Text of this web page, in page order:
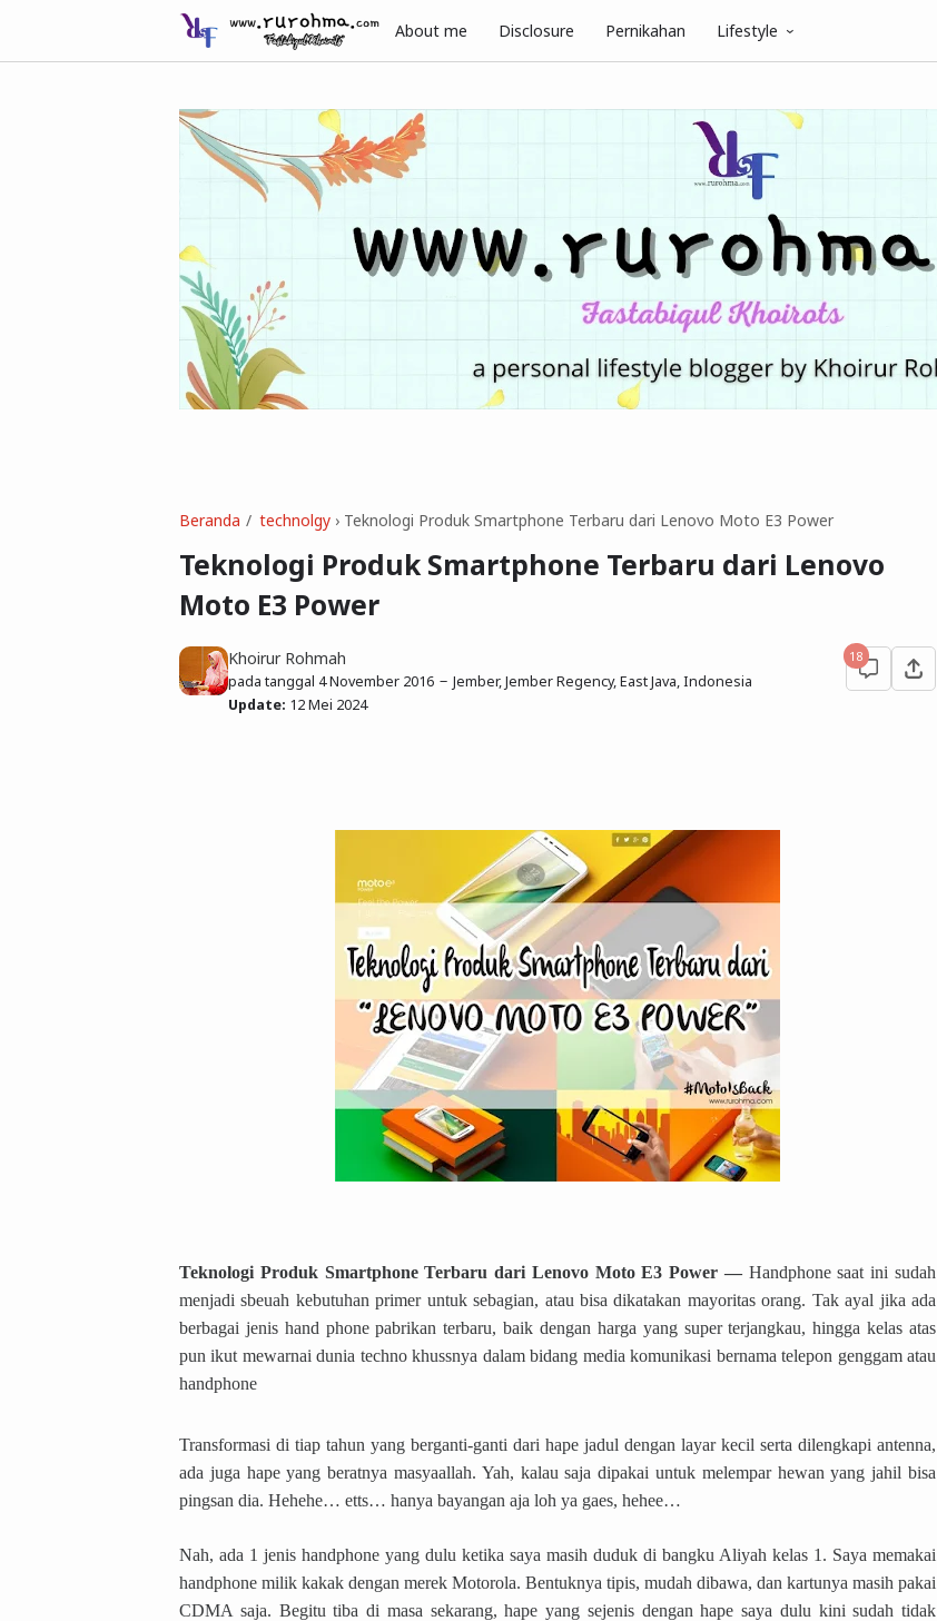
About me Disclosure Pernikahan Lifestyle
Beranda technolgy› Teknologi Produk Smartphone Terbaru dari Lenovo Moto E3 Power
Teknologi Produk Smartphone Terbaru dari Lenovo
Moto E3 Power
Khoirur Rohmah
pada tanggal 4 November 2016
Jember, Jember Regency, East Java, Indonesia
Update: 12 Mei 2024
18
Teknologi Produk Smartphone Terbaru dari Lenovo Moto E3 Power — Handphone saat ini sudah
menjadi sbeuah kebutuhan primer untuk sebagian, atau bisa dikatakan mayoritas orang. Tak ayal jika ada
berbagai jenis hand phone pabrikan terbaru, baik dengan harga yang super terjangkau, hingga kelas atas
pun ikut mewarnai dunia techno khussnya dalam bidang media komunikasi bernama telepon genggam atau
handphone
Transformasi di tiap tahun yang berganti-ganti dari hape jadul dengan layar kecil serta dilengkapi antenna,
ada juga hape yang beratnya masyaallah. Yah, kalau saja dipakai untuk melempar hewan yang jahil bisa
pingsan dia. Hehehe… etts… hanya bayangan aja loh ya gaes, hehee…
Nah, ada 1 jenis handphone yang dulu ketika saya masih duduk di bangku Aliyah kelas 1. Saya memakai
handphone milik kakak dengan merek Motorola. Bentuknya tipis, mudah dibawa, dan kartunya masih pakai
CDMA saja. Begitu tiba di masa sekarang, hape yang sejenis dengan hape saya dulu kini sudah tidak